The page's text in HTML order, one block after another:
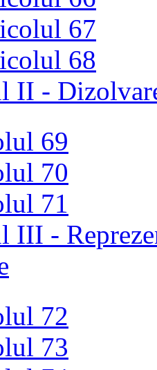
67
68
II -
69
70
71
III -
72
73